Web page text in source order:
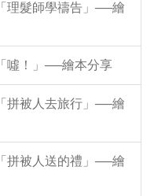
理髮師學禱告」──繪
噓！」──繪本分享
拼被人去旅行」──繪
拼被人送的禮」──繪